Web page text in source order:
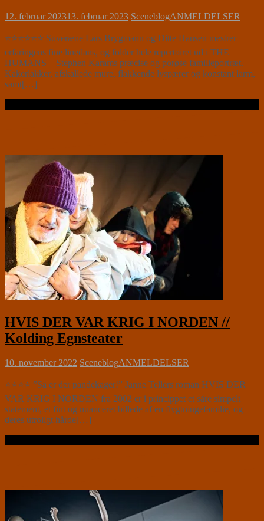
12. februar 202313. februar 2023 SceneblogANMELDELSER
⭐⭐⭐⭐⭐⭐ Suveræne Lars Brygmann og Ditte Hansen mestrer
erfaringens fine linedans, og folder hele repertoiret ud i THE
HUMANS – Stephen Karams præcise og porøse familieportræt.
Kakerlakker, afskallede mure, flakkende lyspærer og konstant larm,
samt[…]
HVIS DER VAR KRIG I NORDEN //
Kolding Egnsteater
10. november 2022 SceneblogANMELDELSER
⭐⭐⭐⭐ ”Så er der pandekager!” Janne Tellers roman HVIS DER
VAR KRIG I NORDEN fra 2002 er i princippet et såre simpelt
statement, et fint og nuanceret billede af en flygtningefamilie, og
deres utroligt hårde[…]